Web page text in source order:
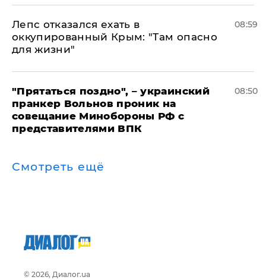
Лепс отказался ехать в
оккупированный Крым: "Там опасно
для жизни"
08:59
"Прятаться поздно", – украинский
пранкер Вольнов проник на
совещание Минобороны РФ с
представителями ВПК
08:50
Смотреть ещё
© 2026, Диалог.ua